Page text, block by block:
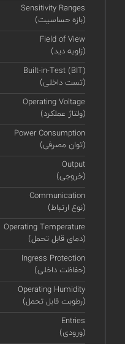
Sensitivity Ranges
(بازه حساسیت)
Field of View
(زاویه دید)
Built-in-Test (BIT)
(تست داخلی)
Operating Voltage
(ولتاژ عملکرد)
Power Consumption
(توان مصرفی)
Output
(خروجی)
Communication
(نوع ارتباط)
Operating Temperature
(دمای قابل تحمل)
Ingress Protection
(حفاظت داخلی)
Operating Humidity
(رطوبت قابل تحمل)
Entries
(ورودی)